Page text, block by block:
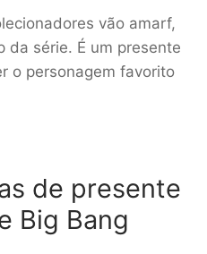
vão amarf,
da série. É um presente
o personagem favorito
de presente
Big Bang